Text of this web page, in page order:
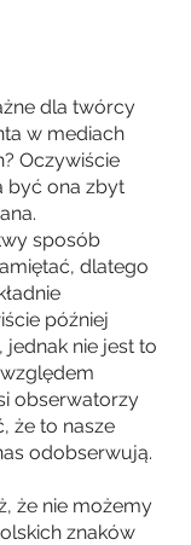
dla twórcy
w mediach
Oczywiście
być ona zbyt
sposób
dlatego
później
nie jest to
obserwatorzy
że to nasze
odobserwują.
że nie możemy
znaków